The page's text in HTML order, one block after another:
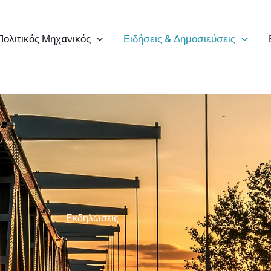
Μηχανικός Ειδήσεις & Δημοσιεύσεις
Εκδηλώσεις